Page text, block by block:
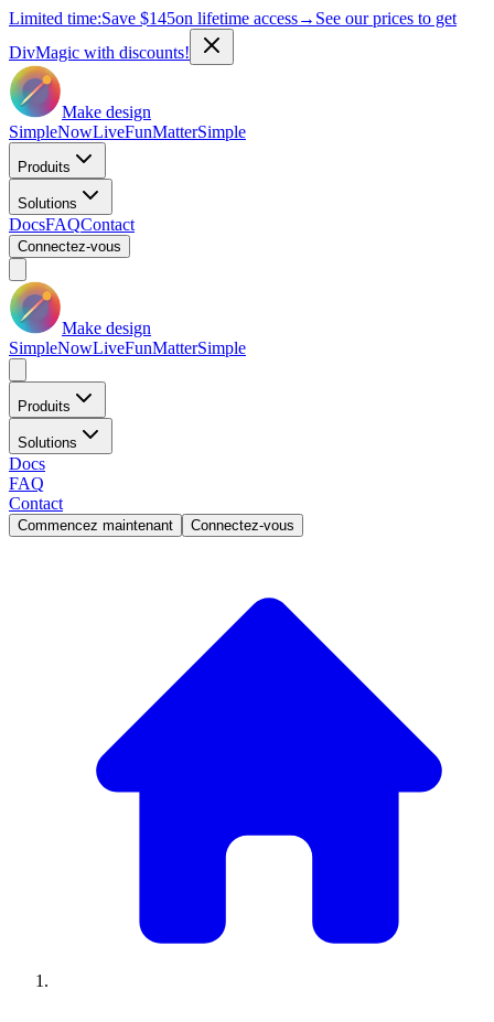
Limited time:Save $145on lifetime access→ See our prices to get
DivMagic with discounts!
Make design
SimpleNowLiveFunMatterSimple
Produits
Solutions
DocsFAQContact
Connectez-vous
Make design
SimpleNowLiveFunMatterSimple
Produits
Solutions
Docs
FAQ
Contact
Commencez maintenant Connectez-vous